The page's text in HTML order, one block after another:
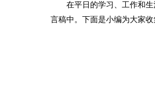
在平日的学习、工作和
言稿中。下面是小编为大家